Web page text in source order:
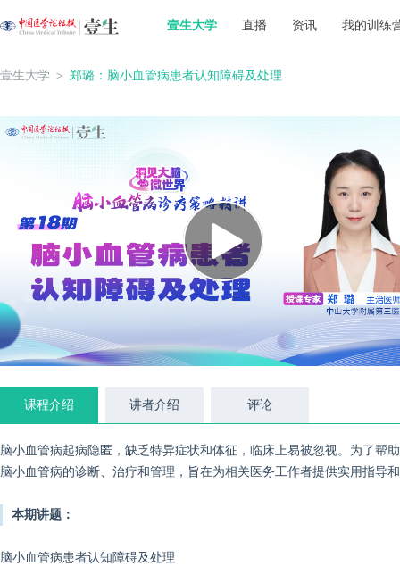
壹生大学 直播 资讯 我的训练
壹生大学 ＞ 郑璐：脑小血管病患者认知障碍及处理
课程介绍 讲者介绍 评论
脑小血管病起病隐匿，缺乏特异症状和体征，临床上易被忽视。为了帮
脑小血管病的诊断、治疗和管理，旨在为相关医务工作者提供实用指导
本期讲题：
脑小血管病患者认知障碍及处理